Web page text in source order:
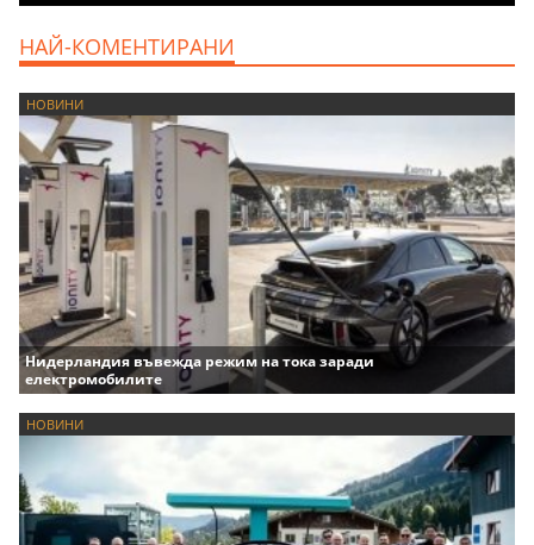
НАЙ-КОМЕНТИРАНИ
НОВИНИ
Нидерландия въвежда режим на тока заради
електромобилите
НОВИНИ